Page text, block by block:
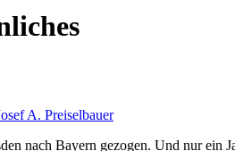
A. Preiselbauer
nach Bayern gezogen. Und nur ein